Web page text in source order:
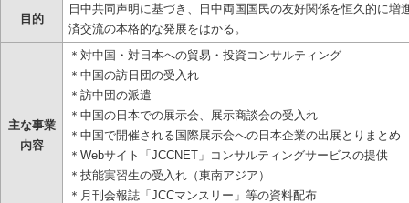
目的
日中共同声明に基づき、日中両国国民の友好関係を恒久的に増
済交流の本格的な発展をはかる。
主な事業
内容
＊対中国・対日本への貿易・投資コンサルティング
＊中国の訪日団の受入れ
＊訪中団の派遣
＊中国の日本での展示会、展示商談会の受入れ
＊中国で開催される国際展示会への日本企業の出展とりまとめ
＊Webサイト「JCCNET」コンサルティングサービスの提供
＊技能実習生の受入れ（東南アジア）
＊月刊会報誌「JCCマンスリー」等の資料配布